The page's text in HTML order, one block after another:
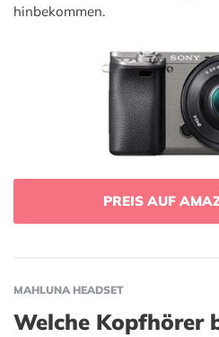
hinbekommen.
PREIS AUF
MAHLUNA HEADSET
Welche Kopfhörer